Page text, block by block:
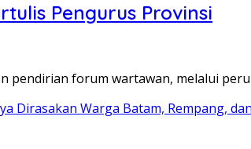
Pengurus Provinsi
pendirian forum wartawan, melalui